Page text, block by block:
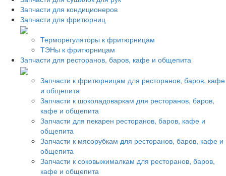
Запчасти для кондиционеров
Запчасти для фритюрниц
Терморегуляторы к фритюрницам
ТЭНы к фритюрницам
Запчасти для ресторанов, баров, кафе и общепита
Запчасти к фритюрницам для ресторанов, баров, кафе
и общепита
Запчасти к шоколадоваркам для ресторанов, баров,
кафе и общепита
Запчасти для пекарен ресторанов, баров, кафе и
общепита
Запчасти к мясорубкам для ресторанов, баров, кафе и
общепита
Запчасти к соковыжималкам для ресторанов, баров,
кафе и общепита